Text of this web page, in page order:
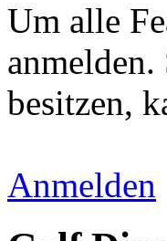
Um alle
besitzen,
Anmelden